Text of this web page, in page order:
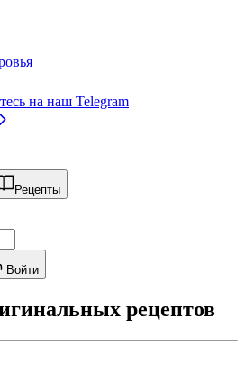
на наш Telegram
Рецепты
Войти
рецептов